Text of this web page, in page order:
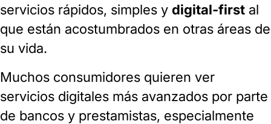
servicios rápidos, simples y digital‑first al
que están acostumbrados en otras áreas de
su vida.
Muchos consumidores quieren ver
servicios digitales más avanzados por parte
de bancos y prestamistas, especialmente